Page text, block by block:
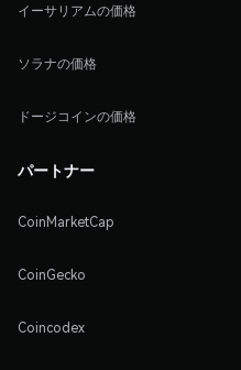
イーサリアムの価格
ソラナの価格
ドージコインの価格
パートナー
CoinMarketCap
CoinGecko
Coincodex